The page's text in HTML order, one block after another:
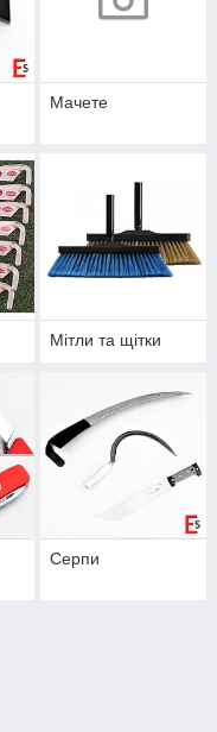
Мачете
Мітли та щітки
Серпи